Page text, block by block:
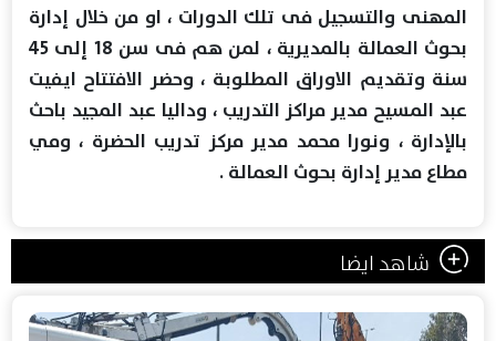
المهنى والتسجيل فى تلك الدورات ، او من خلال إدارة
بحوث العمالة بالمديرية ، لمن هم فى سن 18 إلى 45
سنة وتقديم الاوراق المطلوبة ، وحضر الافتتاح ايفيت
عبد المسيح مدير مراكز التدريب ، وداليا عبد المجيد باحث
بالإدارة ، ونورا محمد مدير مركز تدريب الحضرة ، ومي
مطاع مدير إدارة بحوث العمالة .
شاهد ايضا